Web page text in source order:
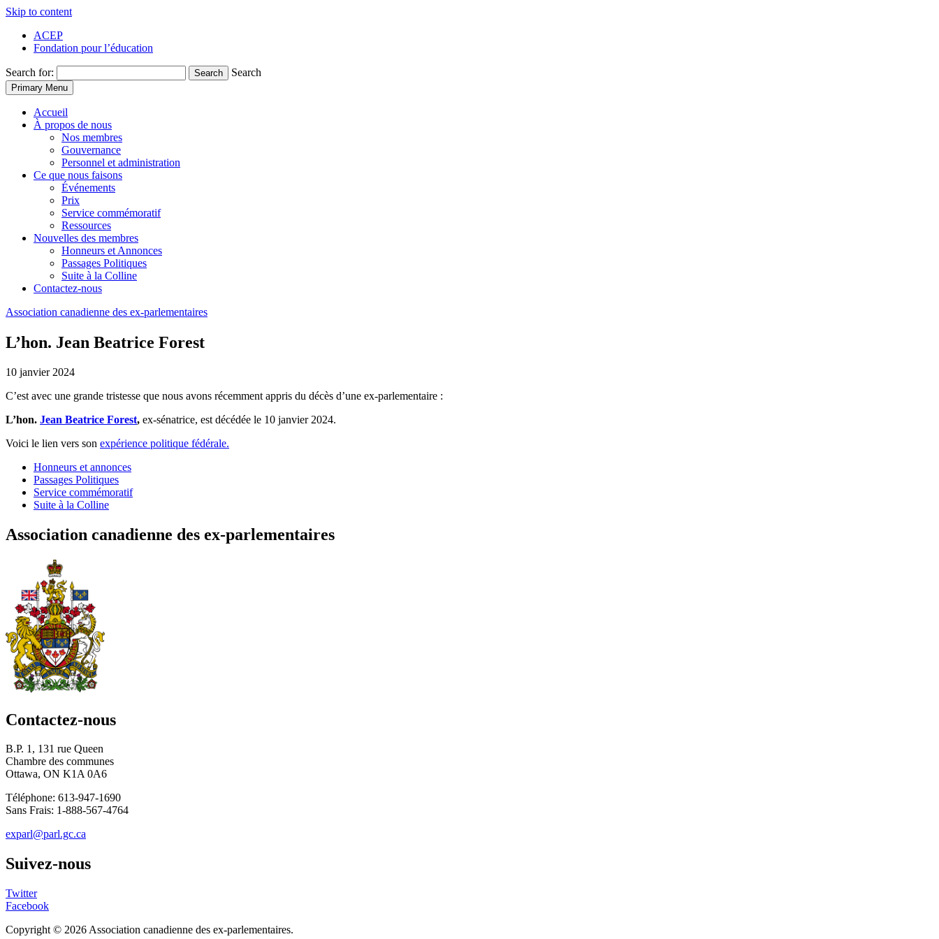
Skip to content
ACEP
Fondation pour l’éducation
Search for: Search Search
Primary Menu
Accueil
À propos de nous
Nos membres
Gouvernance
Personnel et administration
Ce que nous faisons
Événements
Prix
Service commémoratif
Ressources
Nouvelles des membres
Honneurs et Annonces
Passages Politiques
Suite à la Colline
Contactez-nous
Association canadienne des ex-parlementaires
L’hon. Jean Beatrice Forest
10 janvier 2024
C’est avec une grande tristesse que nous avons récemment appris du décès d’une ex-parlementaire :
L’hon. Jean Beatrice Forest, ex-sénatrice, est décédée le 10 janvier 2024.
Voici le lien vers son expérience politique fédérale.
Honneurs et annonces
Passages Politiques
Service commémoratif
Suite à la Colline
Association canadienne des ex-parlementaires
Contactez-nous
B.P. 1, 131 rue Queen
Chambre des communes
Ottawa, ON K1A 0A6
Téléphone: 613-947-1690
Sans Frais: 1-888-567-4764
exparl@parl.gc.ca
Suivez-nous
Twitter
Facebook
Copyright © 2026 Association canadienne des ex-parlementaires.